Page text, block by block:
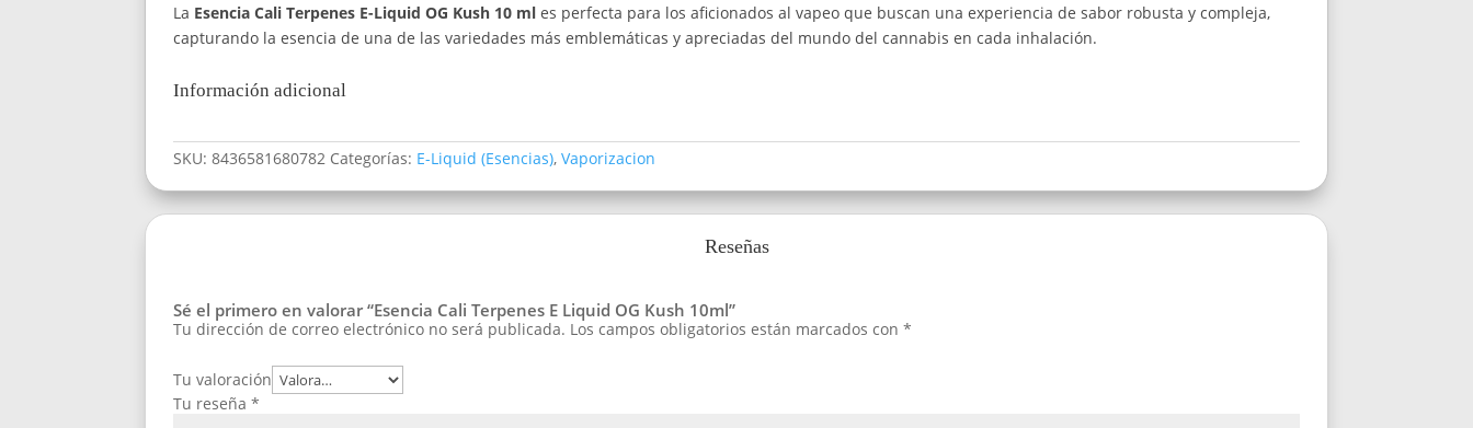
La Esencia Cali Terpenes E-Liquid OG Kush 10 ml es perfecta para los aficionados al vapeo que buscan una experiencia de sabor robusta y compleja,
capturando la esencia de una de las variedades más emblemáticas y apreciadas del mundo del cannabis en cada inhalación.
Información adicional
SKU: 8436581680782 Categorías: E-Liquid (Esencias), Vaporizacion
Reseñas
Sé el primero en valorar “Esencia Cali Terpenes E Liquid OG Kush 10ml”
Tu dirección de correo electrónico no será publicada. Los campos obligatorios están marcados con *
Tu valoración
Tu reseña *